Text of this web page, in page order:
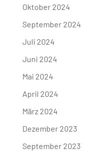
Oktober 2024
September 2024
Juli 2024
Juni 2024
Mai 2024
April 2024
März 2024
Dezember 2023
September 2023